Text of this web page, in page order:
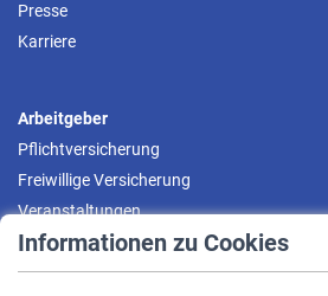
Informationen zu Cookies
Presse
Karriere
Arbeitgeber
Pflichtversicherung
Freiwillige Versicherung
Veranstaltungen